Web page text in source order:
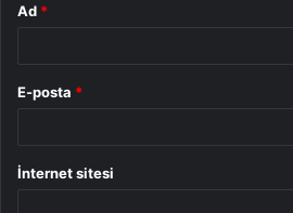
Ad *
E-posta *
İnternet sitesi